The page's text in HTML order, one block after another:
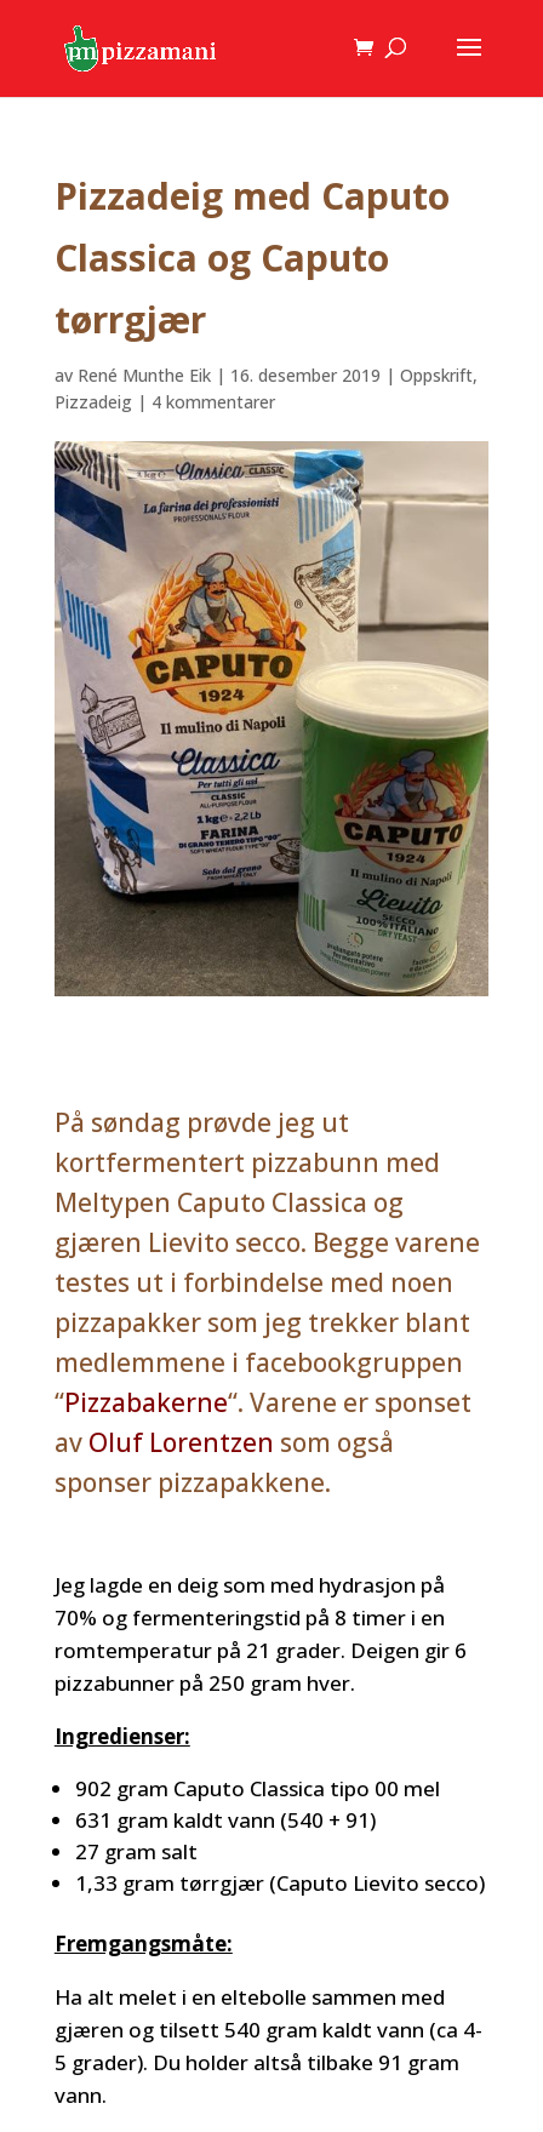
Pizzadeig med Caputo
Classica og Caputo
tørrgjær
av René Munthe Eik| 16. desember 2019 | Oppskrift,
Pizzadeig| 4 kommentarer
På søndag prøvde jeg ut
kortfermentert pizzabunn med
Meltypen Caputo Classica og
gjæren Lievito secco. Begge varene
testes ut i forbindelse med noen
pizzapakker som jeg trekker blant
medlemmene i facebookgruppen
“Pizzabakerne“. Varene er sponset
av Oluf Lorentzen som også
sponser pizzapakkene.
Jeg lagde en deig som med hydrasjon på
70% og fermenteringstid på 8 timer i en
romtemperatur på 21 grader. Deigen gir 6
pizzabunner på 250 gram hver.
Ingredienser:
902 gram Caputo Classica tipo 00 mel
631 gram kaldt vann (540 + 91)
27 gram salt
1,33 gram tørrgjær (Caputo Lievito secco)
Fremgangsmåte:
Ha alt melet i en eltebolle sammen med
gjæren og tilsett 540 gram kaldt vann (ca 4-
5 grader). Du holder altså tilbake 91 gram
vann.